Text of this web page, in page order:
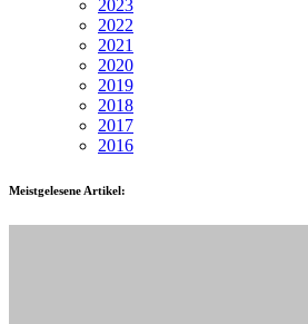
2023
2022
2021
2020
2019
2018
2017
2016
Meistgelesene Artikel: